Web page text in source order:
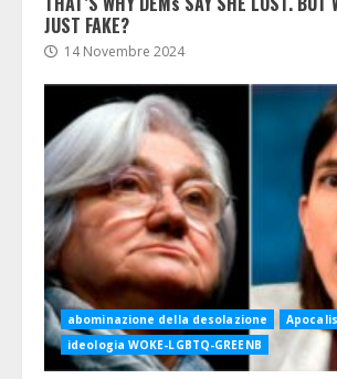
JUST FAKE?
14 Novembre 2024
abominazione della desolazione
ideologia WOKE-LGBTQ-GREENB